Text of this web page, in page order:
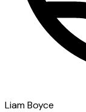
Liam Boyce